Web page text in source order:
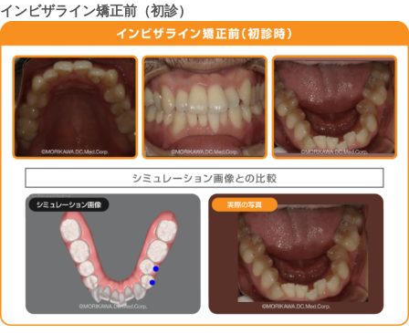
インビザライン矯正前（初診）